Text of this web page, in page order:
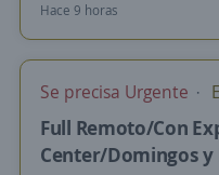
Hace 9 horas
Se precisa Urgente
Full Remoto/Con
Center/Domingos y